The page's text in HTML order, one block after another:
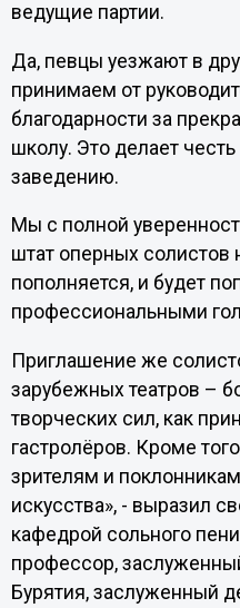
ведущие партии.
Да, певцы уезжают в
принимаем от
благодарности за
школу. Это делает
заведению.
Мы с полной
штат оперных солистов
пополняется, и будет
профессиональными
Приглашение же
зарубежных театров –
творческих сил, как
гастролёров. Кроме
зрителям и
искусства», - выразил
кафедрой сольного
профессор,
Бурятия, заслуженный